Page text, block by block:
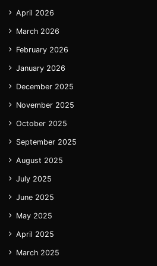
April 2026
March 2026
February 2026
January 2026
December 2025
November 2025
October 2025
September 2025
August 2025
July 2025
June 2025
May 2025
April 2025
March 2025